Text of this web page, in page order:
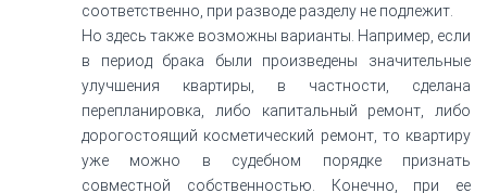
соответственно, при разводе разделу не подлежит.
Но здесь также возможны варианты. Например, если
в период брака были произведены значительные
улучшения квартиры, в частности, сделана
перепланировка, либо капитальный ремонт, либо
дорогостоящий косметический ремонт, то квартиру
уже можно в судебном порядке признать
совместной собственностью. Конечно, при ее